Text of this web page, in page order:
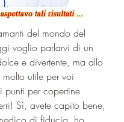
del mondo del
voglio parlarvi di un
e divertente, ma allo
molto utile per voi
punti per copertine
Sì, avete capito bene,